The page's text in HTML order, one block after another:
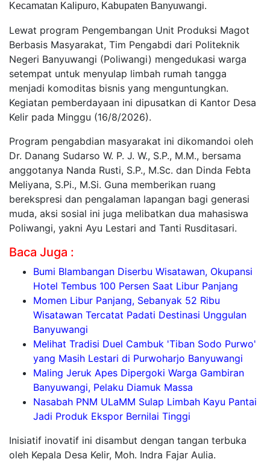
Kecamatan Kalipuro, Kabupaten Banyuwangi.
Lewat program Pengembangan Unit Produksi Magot
Berbasis Masyarakat, Tim Pengabdi dari Politeknik
Negeri Banyuwangi (Poliwangi) mengedukasi warga
setempat untuk menyulap limbah rumah tangga
menjadi komoditas bisnis yang menguntungkan.
Kegiatan pemberdayaan ini dipusatkan di Kantor Desa
Kelir pada Minggu (16/8/2026).
Program pengabdian masyarakat ini dikomandoi oleh
Dr. Danang Sudarso W. P. J. W., S.P., M.M., bersama
anggotanya Nanda Rusti, S.P., M.Sc. dan Dinda Febta
Meliyana, S.Pi., M.Si. Guna memberikan ruang
berekspresi dan pengalaman lapangan bagi generasi
muda, aksi sosial ini juga melibatkan dua mahasiswa
Poliwangi, yakni Ayu Lestari and Tanti Rusditasari.
Baca Juga :
Bumi Blambangan Diserbu Wisatawan, Okupansi
Hotel Tembus 100 Persen Saat Libur Panjang
Momen Libur Panjang, Sebanyak 52 Ribu
Wisatawan Tercatat Padati Destinasi Unggulan
Banyuwangi
Melihat Tradisi Duel Cambuk 'Tiban Sodo Purwo'
yang Masih Lestari di Purwoharjo Banyuwangi
Maling Jeruk Apes Dipergoki Warga Gambiran
Banyuwangi, Pelaku Diamuk Massa
Nasabah PNM ULaMM Sulap Limbah Kayu Pantai
Jadi Produk Ekspor Bernilai Tinggi
Inisiatif inovatif ini disambut dengan tangan terbuka
oleh Kepala Desa Kelir, Moh. Indra Fajar Aulia.